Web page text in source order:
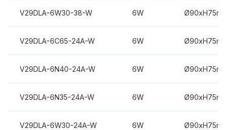
V29DLA-6W30-38-W 6W
V29DLA-6C65-24A-W 6W
V29DLA-6N40-24A-W 6W
V29DLA-6N35-24A-W 6W
V29DLA-6W30-24A-W 6W